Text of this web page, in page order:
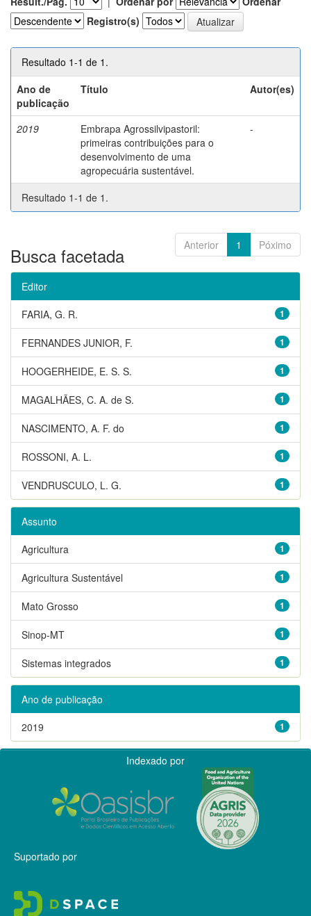
Registro(s)
Resultado 1-1 de 1.
Ano de
publicação
Título Autor(es)
2019
Embrapa Agrossilvipastoril:
primeiras contribuições para o
desenvolvimento de uma
agropecuária sustentável.
-
Resultado 1-1 de 1.
Anterior 1 Póximo
Busca facetada
Editor
1
FARIA, G. R.
1
FERNANDES JUNIOR, F.
1
HOOGERHEIDE, E. S. S.
1
MAGALHÃES, C. A. de S.
1
NASCIMENTO, A. F. do
1
ROSSONI, A. L.
1
VENDRUSCULO, L. G.
Assunto
1
Agricultura
1
Agricultura Sustentável
1
Mato Grosso
1
Sinop-MT
1
Sistemas integrados
Ano de publicação
1
2019
Indexado por
Suportado por